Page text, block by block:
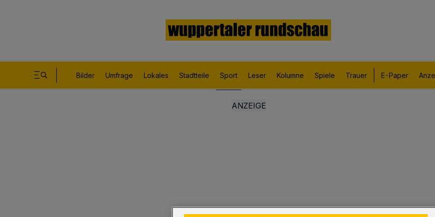
Bilder Umfrage Lokales Stadtteile Sport Leser Kolumne Spiele Trauer E-Paper